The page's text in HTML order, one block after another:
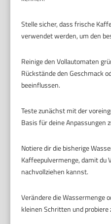
Stelle sicher, dass frische
verwendet werden, um den
Reinige den Vollautomaten
Rückstände den Geschmack
beeinflussen.
Teste zunächst mit der
Basis für deine Anpassungen
Notiere dir die bisherige
Kaffeepulvermenge, damit du
nachvollziehen kannst.
Verändere die Wassermenge
kleinen Schritten und